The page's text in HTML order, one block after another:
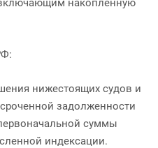
накопленную
нижестоящих судов и
задолженности
суммы
индексации.